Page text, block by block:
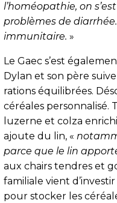
l’homéopathie, on
problèmes de
immunitaire. »
Le Gaec s’est
Dylan et son père
rations équilibrées.
céréales personnalisé.
luzerne et colza
ajoute du lin, «
parce que le lin
aux chairs tendres et
familiale vient
pour stocker les